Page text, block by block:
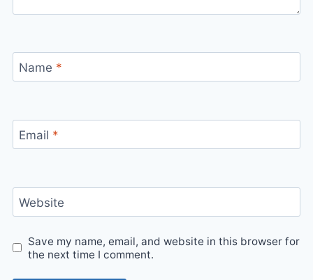
Name *
Email *
Website
Save my name, email, and website in this browser for
the next time I comment.